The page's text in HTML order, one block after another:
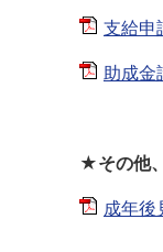
支給申
助成金
★その他
成年